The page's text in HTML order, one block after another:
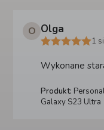
O Olga
1
Wykonane
Produkt:
Galaxy S23 Ultra